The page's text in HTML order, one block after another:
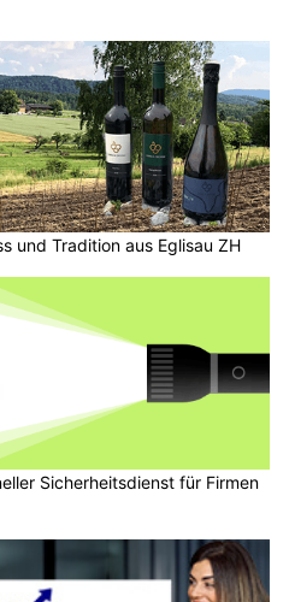
und Tradition aus Eglisau ZH
Sicherheitsdienst für Firmen